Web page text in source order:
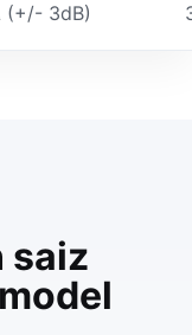
(+/- 3dB)
saiz